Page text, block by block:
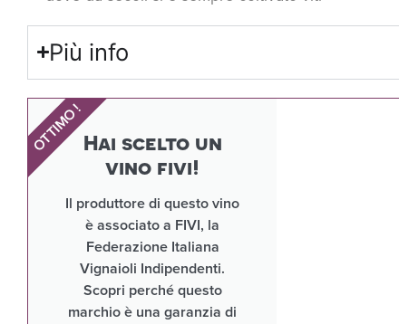
Più info
Hai scelto un
vino fivi!
Il produttore di questo vino
è associato a FIVI, la
Federazione Italiana
Vignaioli Indipendenti.
Scopri perché questo
marchio è una garanzia di
OTTIMO !